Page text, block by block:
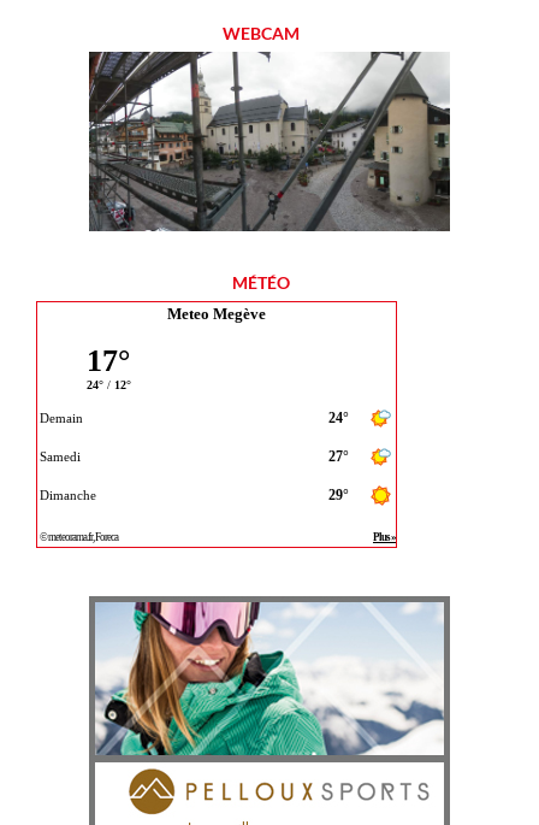
WEBCAM
MÉTÉO
Meteo Megève